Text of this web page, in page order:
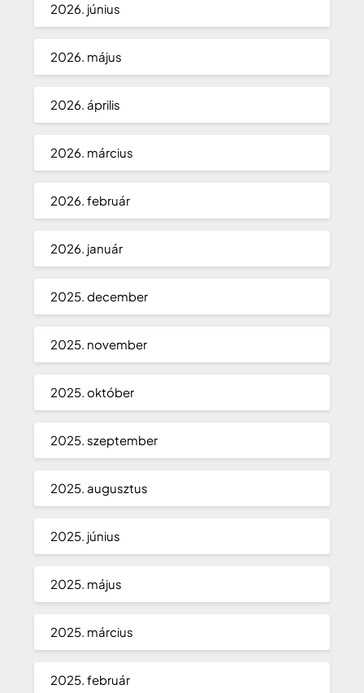
2026. június
2026. május
2026. április
2026. március
2026. február
2026. január
2025. december
2025. november
2025. október
2025. szeptember
2025. augusztus
2025. június
2025. május
2025. március
2025. február